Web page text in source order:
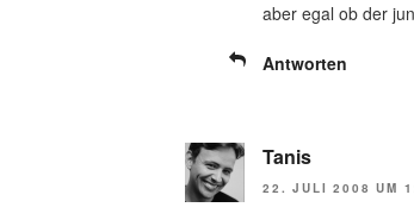
aber egal ob der
Antworten
Tanis
22. JULI 2008 UM